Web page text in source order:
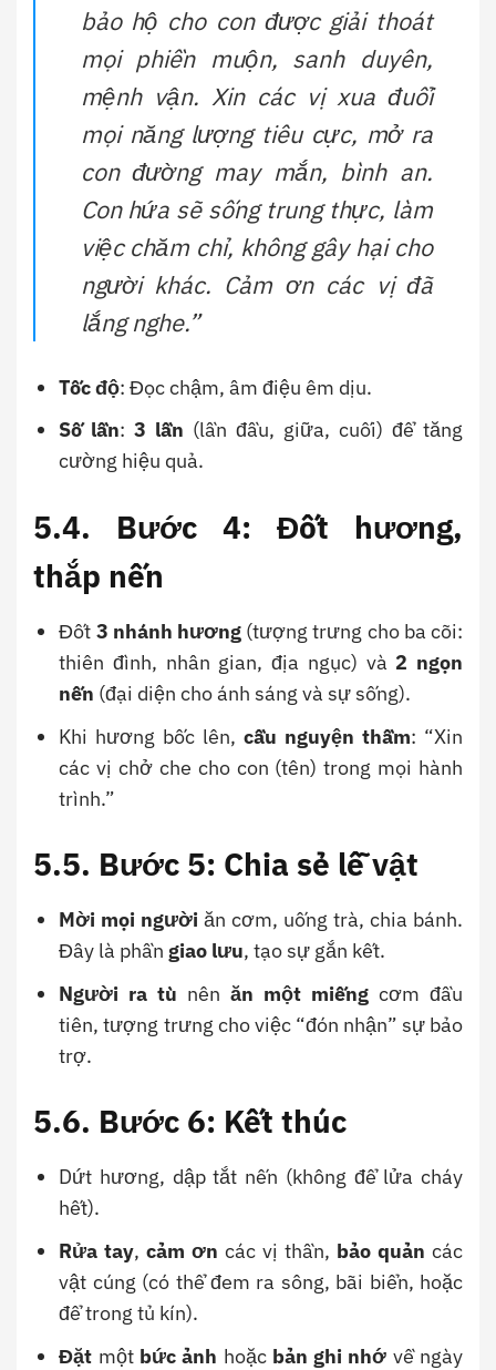
bảo hộ cho con được giải thoát
mọi phiền muộn, sanh duyên,
mệnh vận. Xin các vị xua đuổi
mọi năng lượng tiêu cực, mở ra
con đường may mắn, bình an.
Con hứa sẽ sống trung thực, làm
việc chăm chỉ, không gây hại cho
người khác. Cảm ơn các vị đã
lắng nghe.”
Tốc độ: Đọc chậm, âm điệu êm dịu.
Số lần:3 lần (lần đầu, giữa, cuối) để tăng
cường hiệu quả.
5.4. Bước 4: Đốt hương,
thắp nến
Đốt 3 nhánh hương (tượng trưng cho ba cõi:
thiên đình, nhân gian, địa ngục) và 2 ngọn
nến (đại diện cho ánh sáng và sự sống).
Khi hương bốc lên,cầu nguyện thầm: “Xin
các vị chở che cho con (tên) trong mọi hành
trình.”
5.5. Bước 5: Chia sẻ lễ vật
Mời mọi người ăn cơm, uống trà, chia bánh.
Đây là phầngiao lưu, tạo sự gắn kết.
Người ra tù nênăn một miếng cơm đầu
tiên, tượng trưng cho việc “đón nhận” sự bảo
trợ.
5.6. Bước 6: Kết thúc
Dứt hương, dập tắt nến (không để lửa cháy
hết).
Rửa tay,cảm ơn các vị thần, bảo quản các
vật cúng (có thể đem ra sông, bãi biển, hoặc
để trong tủ kín).
Đặt một bức ảnh hoặc bản ghi nhớ về ngày